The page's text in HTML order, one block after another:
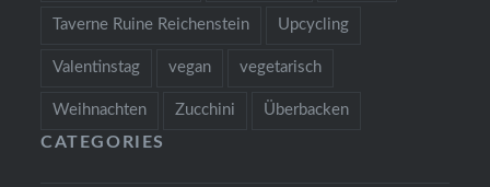
Taverne Ruine Reichenstein Upcycling
Valentinstag vegan vegetarisch
Weihnachten Zucchini Überbacken
CATEGORIES